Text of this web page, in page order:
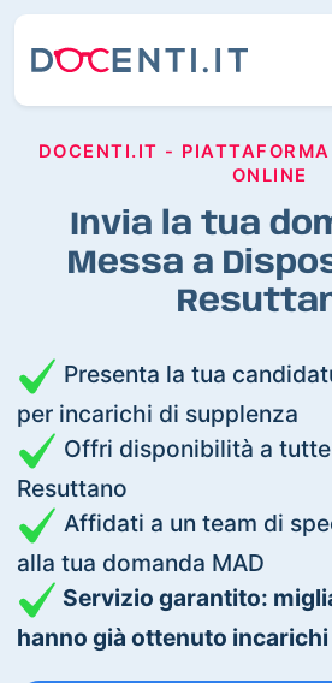
DOCENTI.IT -
ONLINE
Invia la tua
Messa a
Presenta la tua
per incarichi di supplenza
Offri disponibilità a
Resuttano
Affidati a un team di
alla tua domanda MAD
Servizio garantito:
hanno già ottenuto incarichi